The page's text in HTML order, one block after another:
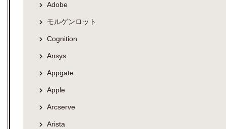
Adobe
モルゲンロット
Cognition
Ansys
Appgate
Apple
Arcserve
Arista